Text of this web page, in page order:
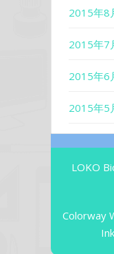
2015年8
2015年7
2015年6
2015年5
LOKO
Colorway